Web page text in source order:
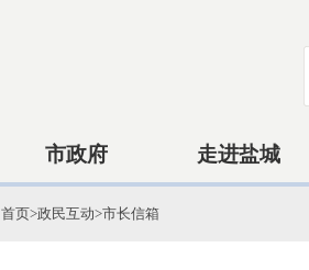
市政府 走进盐城
首页>政民互动>市长信箱